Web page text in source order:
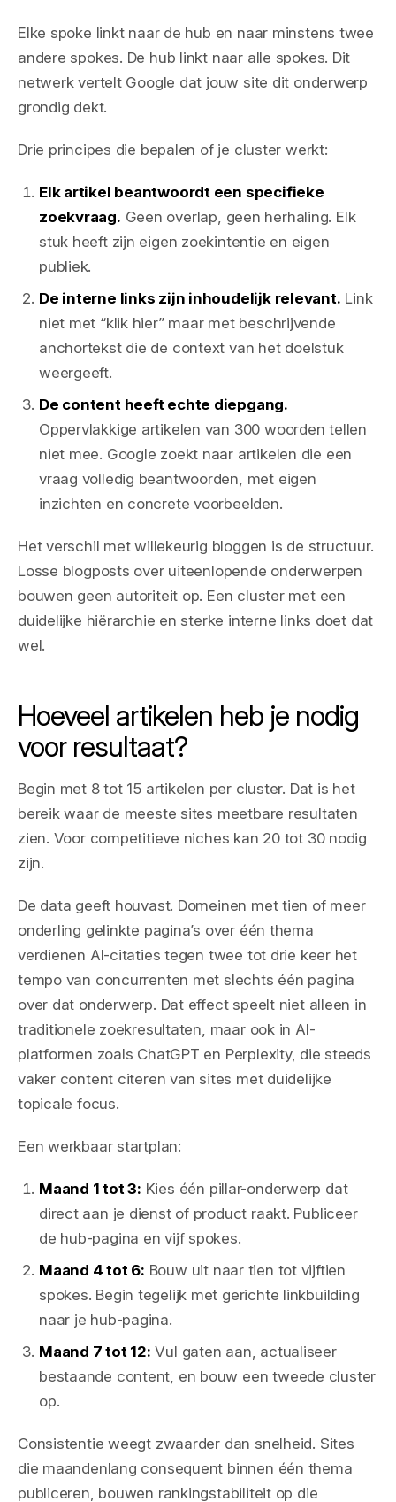
Elke spoke linkt naar de hub en naar minstens twee
andere spokes. De hub linkt naar alle spokes. Dit
netwerk vertelt Google dat jouw site dit onderwerp
grondig dekt.
Drie principes die bepalen of je cluster werkt:
Elk artikel beantwoordt een specifieke
zoekvraag. Geen overlap, geen herhaling. Elk
stuk heeft zijn eigen zoekintentie en eigen
publiek.
De interne links zijn inhoudelijk relevant. Link
niet met “klik hier” maar met beschrijvende
anchortekst die de context van het doelstuk
weergeeft.
De content heeft echte diepgang.
Oppervlakkige artikelen van 300 woorden tellen
niet mee. Google zoekt naar artikelen die een
vraag volledig beantwoorden, met eigen
inzichten en concrete voorbeelden.
Het verschil met willekeurig bloggen is de structuur.
Losse blogposts over uiteenlopende onderwerpen
bouwen geen autoriteit op. Een cluster met een
duidelijke hiërarchie en sterke interne links doet dat
wel.
Hoeveel artikelen heb je nodig
voor resultaat?
Begin met 8 tot 15 artikelen per cluster. Dat is het
bereik waar de meeste sites meetbare resultaten
zien. Voor competitieve niches kan 20 tot 30 nodig
zijn.
De data geeft houvast. Domeinen met tien of meer
onderling gelinkte pagina’s over één thema
verdienen AI-citaties tegen twee tot drie keer het
tempo van concurrenten met slechts één pagina
over dat onderwerp. Dat effect speelt niet alleen in
traditionele zoekresultaten, maar ook in AI-
platformen zoals ChatGPT en Perplexity, die steeds
vaker content citeren van sites met duidelijke
topicale focus.
Een werkbaar startplan:
Maand 1 tot 3: Kies één pillar-onderwerp dat
direct aan je dienst of product raakt. Publiceer
de hub-pagina en vijf spokes.
Maand 4 tot 6: Bouw uit naar tien tot vijftien
spokes. Begin tegelijk met gerichte linkbuilding
naar je hub-pagina.
Maand 7 tot 12: Vul gaten aan, actualiseer
bestaande content, en bouw een tweede cluster
op.
Consistentie weegt zwaarder dan snelheid. Sites
die maandenlang consequent binnen één thema
publiceren, bouwen rankingstabiliteit op die